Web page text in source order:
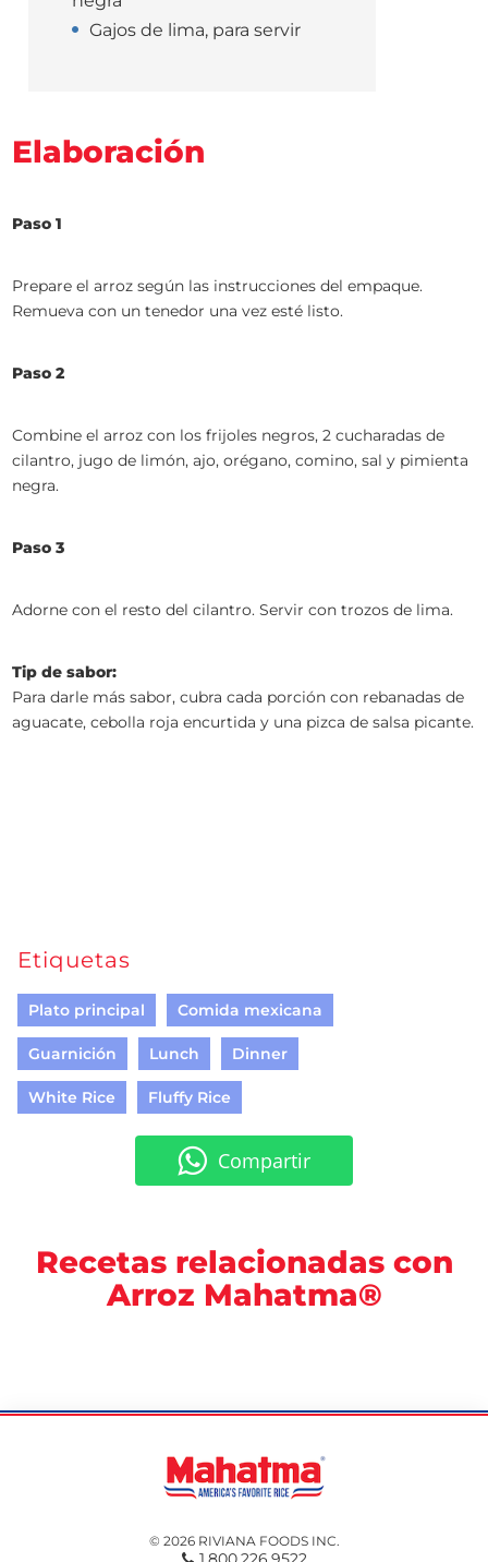
Gajos de lima, para servir
Elaboración
Paso 1
Prepare el arroz según las instrucciones del empaque.
Remueva con un tenedor una vez esté listo.
Paso 2
Combine el arroz con los frijoles negros, 2 cucharadas de
cilantro, jugo de limón, ajo, orégano, comino, sal y pimienta
negra.
Paso 3
Adorne con el resto del cilantro. Servir con trozos de lima.
Tip de sabor:
Para darle más sabor, cubra cada porción con rebanadas de
aguacate, cebolla roja encurtida y una pizca de salsa picante.
Etiquetas
Plato principal Comida mexicana
Guarnición Lunch Dinner
White Rice Fluffy Rice
Compartir
Recetas relacionadas con
Arroz Mahatma®
© 2026 RIVIANA FOODS INC.